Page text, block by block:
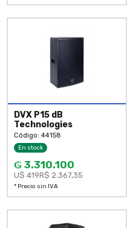
DVX P15 dB
Technologies
Código: 44158
En stock
₲ 3.310.100
U$ 419R$ 2.367,35
* Precio sin IVA